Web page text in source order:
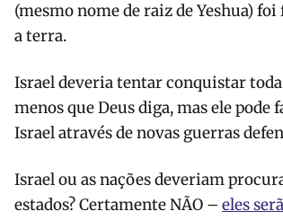
(mesmo nome de raiz de Yeshua)
a terra.
Israel deveria tentar conquistar
menos que Deus diga, mas ele
Israel através de novas guerras
Israel ou as nações deveriam
estados? Certamente NÃO – eles